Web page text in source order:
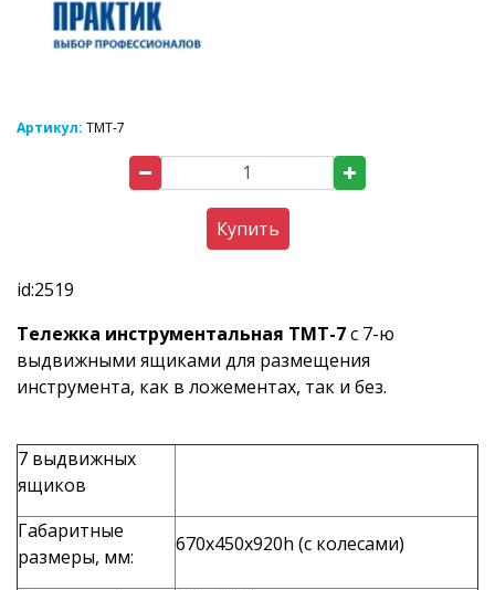
Артикул: ТМТ-7
Купить
id:2519
Тележка инструментальная ТМТ-7с 7-ю
выдвижными ящиками для размещения
инструмента, как в ложементах, так и без.
7 выдвижных
ящиков
Габаритные
размеры, мм:
670х450х920h (с колесами)